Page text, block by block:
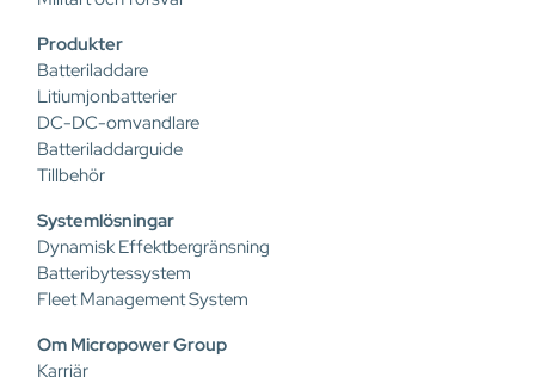
Produkter
Batteriladdare
Litiumjonbatterier
DC-DC-omvandlare
Batteriladdarguide
Tillbehör
Systemlösningar
Dynamisk Effektbergränsning
Batteribytessystem
Fleet Management System
Om Micropower Group
Karriär